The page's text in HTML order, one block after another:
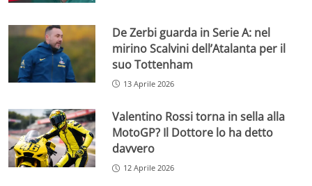
De Zerbi guarda in Serie A: nel
mirino Scalvini dell’Atalanta per il
suo Tottenham
13 Aprile 2026
Valentino Rossi torna in sella alla
MotoGP? Il Dottore lo ha detto
davvero
12 Aprile 2026